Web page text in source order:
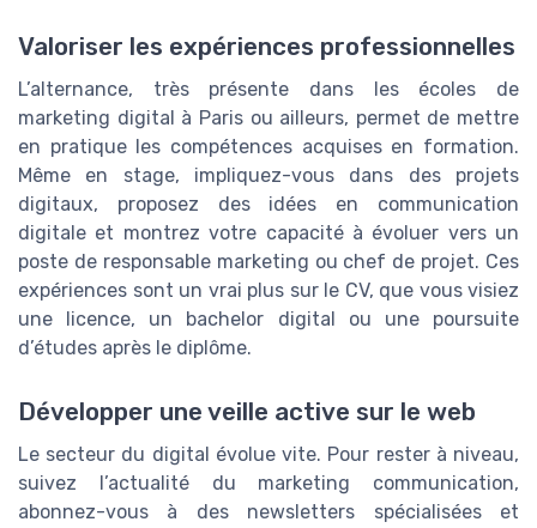
Valoriser les expériences professionnelles
L’alternance, très présente dans les écoles de
marketing digital à Paris ou ailleurs, permet de mettre
en pratique les compétences acquises en formation.
Même en stage, impliquez-vous dans des projets
digitaux, proposez des idées en communication
digitale et montrez votre capacité à évoluer vers un
poste de responsable marketing ou chef de projet. Ces
expériences sont un vrai plus sur le CV, que vous visiez
une licence, un bachelor digital ou une poursuite
d’études après le diplôme.
Développer une veille active sur le web
Le secteur du digital évolue vite. Pour rester à niveau,
suivez l’actualité du marketing communication,
abonnez-vous à des newsletters spécialisées et